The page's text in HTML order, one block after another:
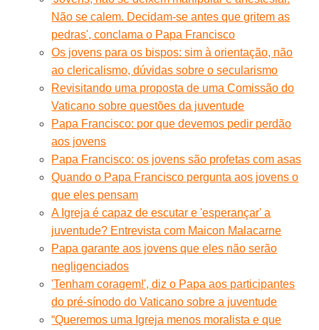
Não se calem. Decidam-se antes que gritem as
pedras', conclama o Papa Francisco
Os jovens para os bispos: sim à orientação, não
ao clericalismo, dúvidas sobre o secularismo
Revisitando uma proposta de uma Comissão do
Vaticano sobre questões da juventude
Papa Francisco: por que devemos pedir perdão
aos jovens
Papa Francisco: os jovens são profetas com asas
Quando o Papa Francisco pergunta aos jovens o
que eles pensam
A Igreja é capaz de escutar e 'esperançar' a
juventude? Entrevista com Maicon Malacarne
Papa garante aos jovens que eles não serão
negligenciados
'Tenham coragem!', diz o Papa aos participantes
do pré-sínodo do Vaticano sobre a juventude
“Queremos uma Igreja menos moralista e que